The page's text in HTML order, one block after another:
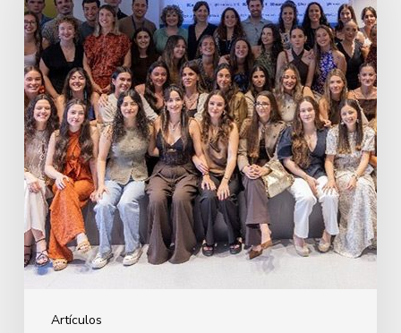
Artículos
Enfermería
2026